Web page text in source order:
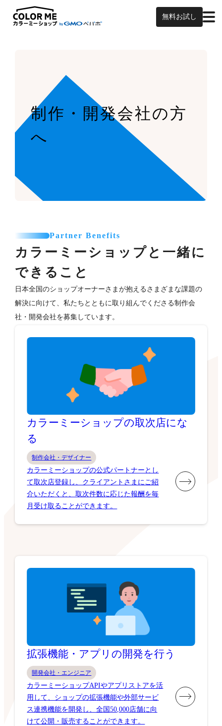
無料お試し
制作・開発会社の方
へ
Partner Benefits
カラーミーショップと一緒に
できること
日本全国のショップオーナーさまが抱えるさまざまな課題の
解決に向けて、私たちとともに取り組んでくださる制作会
社・開発会社を募集しています。
カラーミーショップの取次店にな
る
制作会社・デザイナー
カラーミーショップの公式パートナーとし
て取次店登録し、クライアントさまにご紹
介いただくと、取次件数に応じた報酬を毎
月受け取ることができます。
拡張機能・アプリの開発を行う
開発会社・エンジニア
カラーミーショップAPIやアプリストアを活
用して、ショップの拡張機能や外部サービ
ス連携機能を開発し、全国50,000店舗に向
けて公開・販売することができます。